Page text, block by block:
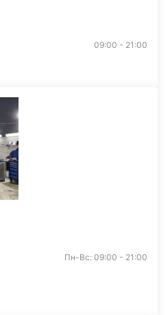
09:00 - 21:00
Пн-Вс: 09:00 - 21:00